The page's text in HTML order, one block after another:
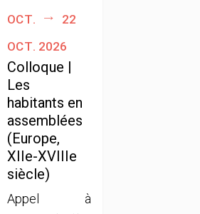
oct.
22
oct. 2026
Colloque |
Les
habitants en
assemblées
(Europe,
XIIe-XVIIIe
siècle)
Appel à